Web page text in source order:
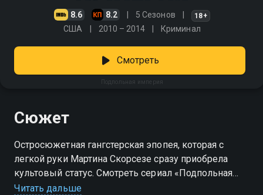
8.6 8.2 5 Сезонов 18+
США 2010 – 2014 Криминал
Подпольная империя
Смотреть
Сюжет
Остросюжетная гангстерская эпопея, которая с
легкой руки Мартина Скорсезе сразу приобрела
культовый статус. Смотреть сериал «Подпольная
империя» онлайн в хорошем качестве вы можете в
Читать дальше